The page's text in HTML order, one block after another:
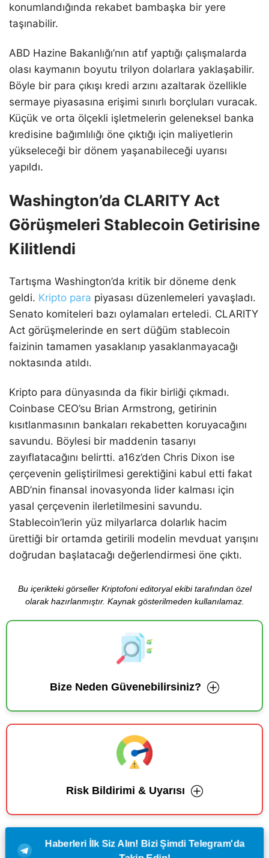
konumlandığında rekabet bambaşka bir yere
taşınabilir.
ABD Hazine Bakanlığı’nın atıf yaptığı çalışmalarda
olası kaymanın boyutu trilyon dolarlara yaklaşabilir.
Böyle bir para çıkışı kredi arzını azaltarak özellikle
sermaye piyasasına erişimi sınırlı borçluları vuracak.
Küçük ve orta ölçekli işletmelerin geleneksel banka
kredisine bağımlılığı öne çıktığı için maliyetlerin
yükseleceği bir dönem yaşanabileceği uyarısı
yapıldı.
Washington’da CLARITY Act
Görüşmeleri Stablecoin Getirisine
Kilitlendi
Tartışma Washington’da kritik bir döneme denk
geldi. Kripto para piyasası düzenlemeleri yavaşladı.
Senato komiteleri bazı oylamaları erteledi. CLARITY
Act görüşmelerinde en sert düğüm stablecoin
faizinin tamamen yasaklanıp yasaklanmayacağı
noktasında atıldı.
Kripto para dünyasında da fikir birliği çıkmadı.
Coinbase CEO’su Brian Armstrong, getirinin
kısıtlanmasının bankaları rekabetten koruyacağını
savundu. Böylesi bir maddenin tasarıyı
zayıflatacağını belirtti. a16z’den Chris Dixon ise
çerçevenin geliştirilmesi gerektiğini kabul etti fakat
ABD’nin finansal inovasyonda lider kalması için
yasal çerçevenin ilerletilmesini savundu.
Stablecoin’lerin yüz milyarlarca dolarlık hacim
ürettiği bir ortamda getirili modelin mevduat yarışını
doğrudan başlatacağı değerlendirmesi öne çıktı.
Bu içerikteki görseller Kriptofoni editoryal ekibi tarafından özel
olarak hazırlanmıştır. Kaynak gösterilmeden kullanılamaz.
Bize Neden Güvenebilirsiniz?
Risk Bildirimi & Uyarısı
Haberleri İlk Siz Alın! Bizi Şimdi Telegram'da